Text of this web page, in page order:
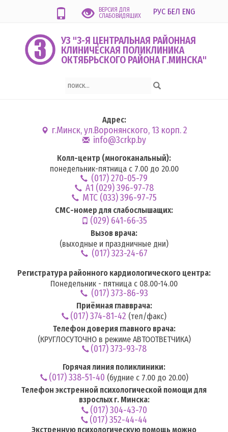
ВЕРСИЯ ДЛЯ
СЛАБОВИДЯЩИХ
РУС БЕЛ ENG
УЗ "3-Я ЦЕНТРАЛЬНАЯ РАЙОННАЯ
КЛИНИЧЕСКАЯ ПОЛИКЛИНИКА
ОКТЯБРЬСКОГО РАЙОНА Г.МИНСКА"
Адрес:
г.Минск, ул.Воронянского, 13 корп. 2
info@3crkp.by
Колл-центр (многоканальный):
понедельник-пятница с 7.00 до 20.00
(017) 270-05-79
А1 (029) 396-97-78
MTC (033) 396-97-75
СМС-номер для слабослышащих:
(029) 641-66-35
Вызов врача:
(выходные и праздничные дни)
(017) 323-24-67
Регистратура районного кардиологического центра:
Понедельник - пятница с 08.00-14.00
(017) 373-86-93
Приёмная главврача:
(017) 374-81-42 (тел/факс)
Телефон доверия главного врача:
(КРУГЛОСУТОЧНО в режиме АВТООТВЕТЧИКА)
(017) 373-93-78
Горячая линия поликлиники:
(017) 338-51-40 (будние с 7.00 до 20.00)
Телефон экстренной психологической помощи для
взрослых г. Минска:
(017) 304-43-70
(017) 352-44-44
Экстренную психологическую помощь можно